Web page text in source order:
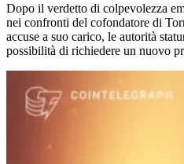
Dopo il verdetto di colpevolezza
nei confronti del cofondatore di
accuse a suo carico, le autorità
possibilità di richiedere un nuovo